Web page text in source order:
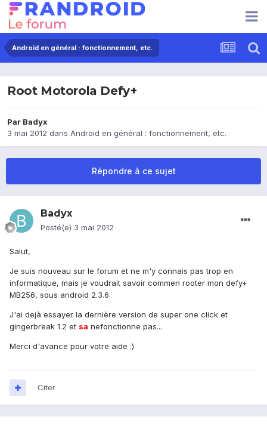
Android en général : fonctionnement, etc.
Root Motorola Defy+
Par Badyx
3 mai 2012 dans Android en général : fonctionnement, etc.
Répondre à ce sujet
Badyx
Posté(e) 3 mai 2012
Salut,
Je suis nouveau sur le forum et ne m'y connais pas trop en
informatique, mais je voudrait savoir commen rooter mon defy+
MB256, sous android 2.3.6.
J'ai dejà essayer la dernière version de super one click et
gingerbreak 1.2 et sa nefonctionne pas...
Merci d'avance pour votre aide :)
Citer